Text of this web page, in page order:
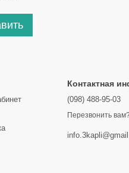
Контактная
(098) 488-95-03
Перезвонить